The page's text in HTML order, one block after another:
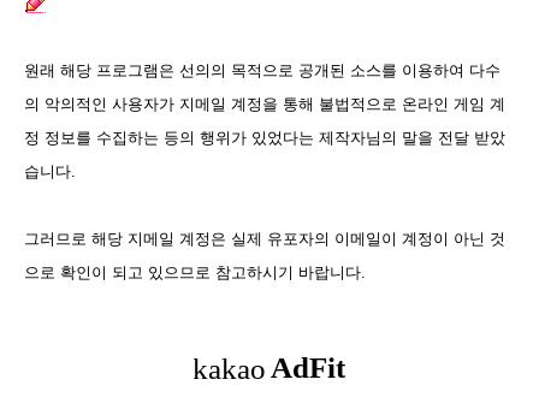
원래 해당 프로그램은 선의의 목적으로 공개된 소스를 이용하여 다수
의 악의적인 사용자가 지메일 계정을 통해 불법적으로 온라인 게임 계
정 정보를 수집하는 등의 행위가 있었다는 제작자님의 말을 전달 받았
습니다.
그러므로 해당 지메일 계정은 실제 유포자의 이메일이 계정이 아닌 것
으로 확인이 되고 있으므로 참고하시기 바랍니다.